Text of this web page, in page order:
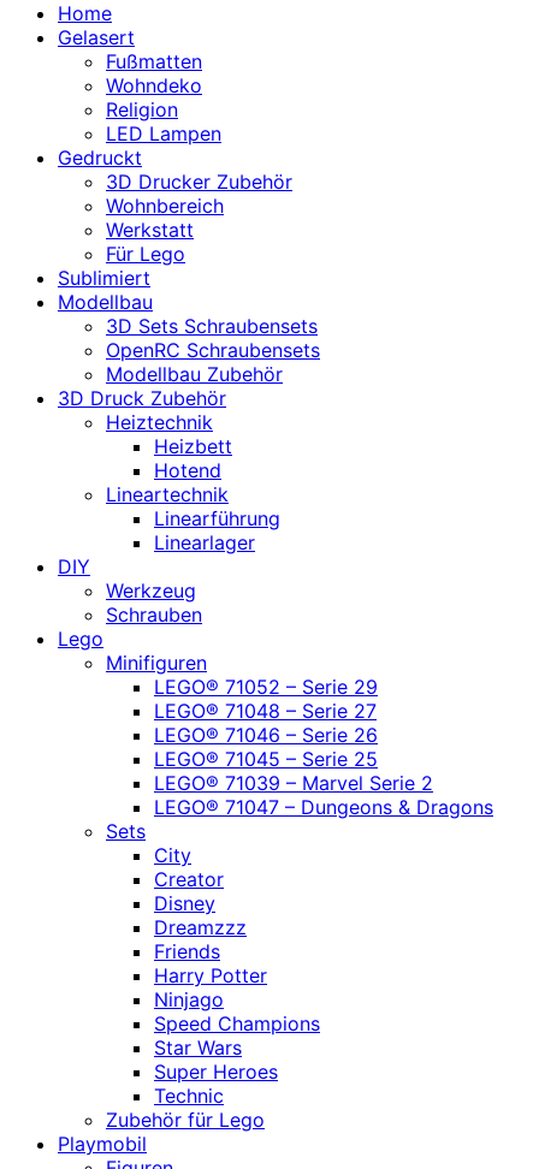
Home
Gelasert
Fußmatten
Wohndeko
Religion
LED Lampen
Gedruckt
3D Drucker Zubehör
Wohnbereich
Werkstatt
Für Lego
Sublimiert
Modellbau
3D Sets Schraubensets
OpenRC Schraubensets
Modellbau Zubehör
3D Druck Zubehör
Heiztechnik
Heizbett
Hotend
Lineartechnik
Linearführung
Linearlager
DIY
Werkzeug
Schrauben
Lego
Minifiguren
LEGO® 71052 – Serie 29
LEGO® 71048 – Serie 27
LEGO® 71046 – Serie 26
LEGO® 71045 – Serie 25
LEGO® 71039 – Marvel Serie 2
LEGO® 71047 – Dungeons & Dragons
Sets
City
Creator
Disney
Dreamzzz
Friends
Harry Potter
Ninjago
Speed Champions
Star Wars
Super Heroes
Technic
Zubehör für Lego
Playmobil